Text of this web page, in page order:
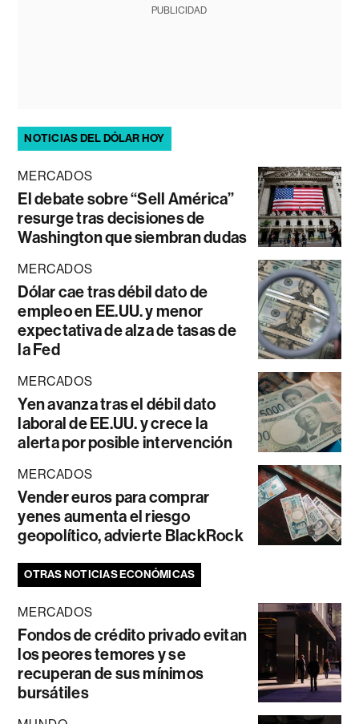
PUBLICIDAD
NOTICIAS DEL DÓLAR HOY
MERCADOS
El debate sobre “Sell América”
resurge tras decisiones de
Washington que siembran dudas
MERCADOS
Dólar cae tras débil dato de
empleo en EE.UU. y menor
expectativa de alza de tasas de
la Fed
MERCADOS
Yen avanza tras el débil dato
laboral de EE.UU. y crece la
alerta por posible intervención
MERCADOS
Vender euros para comprar
yenes aumenta el riesgo
geopolítico, advierte BlackRock
OTRAS NOTICIAS ECONÓMICAS
MERCADOS
Fondos de crédito privado evitan
los peores temores y se
recuperan de sus mínimos
bursátiles